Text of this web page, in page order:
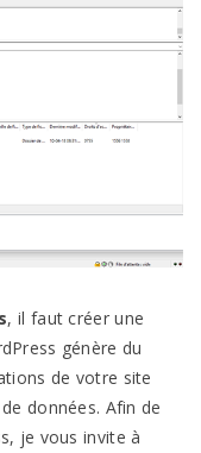
, il faut créer une
génère du
de votre site
données. Afin de
je vous invite à